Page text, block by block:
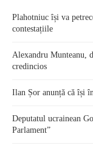
Plahotniuc își va
contestațiile
Alexandru Munteanu,
credincios
Ilan Șor anunță că își
Deputatul ucrainean
Parlament”